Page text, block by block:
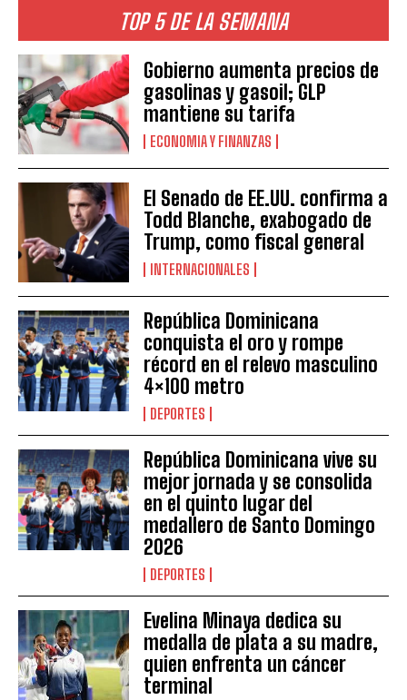
TOP 5 DE LA SEMANA
Gobierno aumenta precios de
gasolinas y gasoil; GLP
mantiene su tarifa
ECONOMIA Y FINANZAS
El Senado de EE.UU. confirma a
Todd Blanche, exabogado de
Trump, como fiscal general
INTERNACIONALES
República Dominicana
conquista el oro y rompe
récord en el relevo masculino
4×100 metro
DEPORTES
República Dominicana vive su
mejor jornada y se consolida
en el quinto lugar del
medallero de Santo Domingo
2026
DEPORTES
Evelina Minaya dedica su
medalla de plata a su madre,
quien enfrenta un cáncer
terminal